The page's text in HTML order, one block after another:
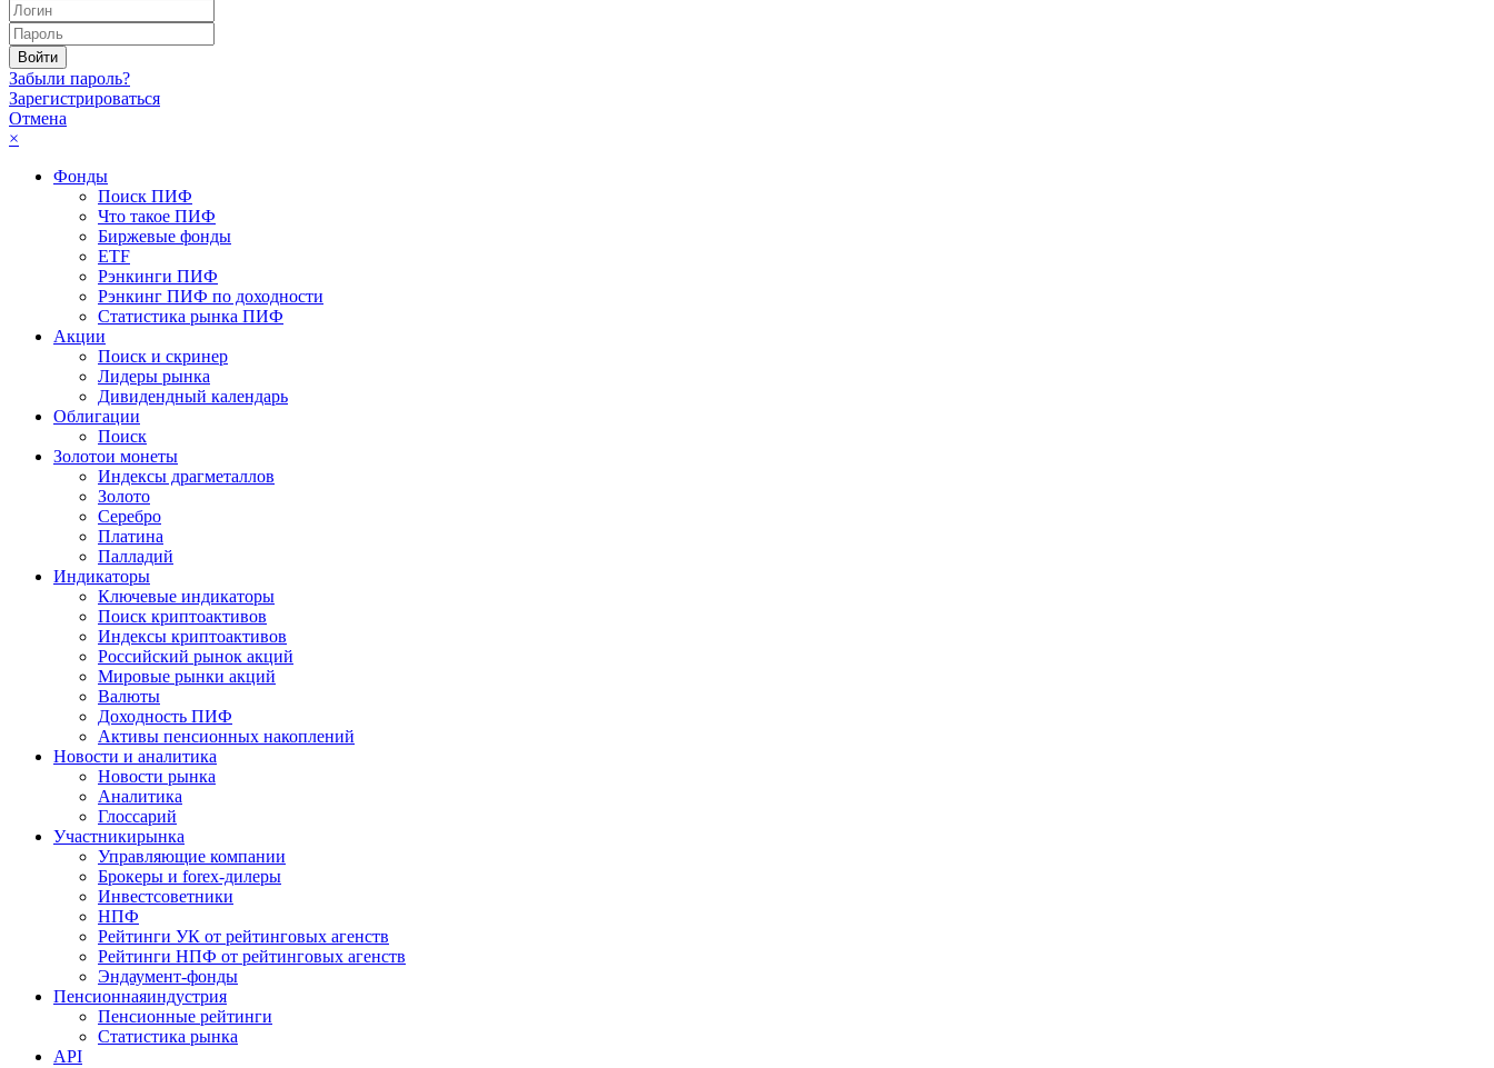
Забыли пароль?
Зарегистрироваться
Отмена
×
Фонды
Поиск ПИФ
Что такое ПИФ
Биржевые фонды
ETF
Рэнкинги ПИФ
Рэнкинг ПИФ по доходности
Статистика рынка ПИФ
Акции
Поиск и скринер
Лидеры рынка
Дивидендный календарь
Облигации
Поиск
Золотои монеты
Индексы драгметаллов
Золото
Серебро
Платина
Палладий
Индикаторы
Ключевые индикаторы
Поиск криптоактивов
Индексы криптоактивов
Российский рынок акций
Мировые рынки акций
Валюты
Доходность ПИФ
Активы пенсионных накоплений
Новости и аналитика
Новости рынка
Аналитика
Глоссарий
Участникирынка
Управляющие компании
Брокеры и forex-дилеры
Инвестсоветники
НПФ
Рейтинги УК от рейтинговых агенств
Рейтинги НПФ от рейтинговых агенств
Эндаумент-фонды
Пенсионнаяиндустрия
Пенсионные рейтинги
Статистика рынка
API